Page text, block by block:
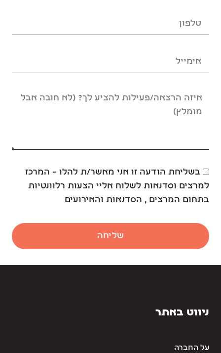
בשליחת הודעה זו אני מאשר/ת להלו – המרכז
למרצים וסדנאות לשלוח אליי הצעות רלוונטיות
בתחום המרצים , הסדנאות והאירועים
שליחה
ניווט באתר
על החברה